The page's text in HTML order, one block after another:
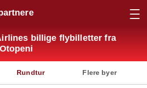
billige flybilletter fra
Rundtur Flere byer